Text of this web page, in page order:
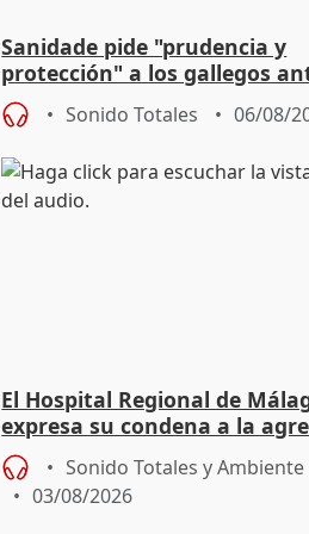
Sanidade pide "prudencia y
protección" a los gallegos
eclipse del 12 de agosto
Sonido Totales 06/08/
El Hospital Regional de
expresa su condena a la
dos enfermeras de Urgencias
Sonido Totales y Ambiente
03/08/2026